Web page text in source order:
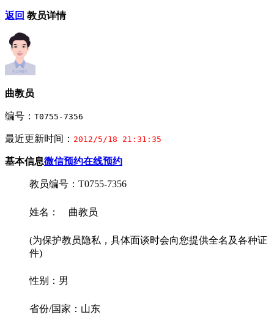
返回 教员详情
曲教员
编号： T0755-7356
最近更新时间： 2012/5/18 21:31:35
基本信息微信预约在线预约
教员编号：T0755-7356
姓名： 曲教员
(为保护教员隐私，具体面谈时会向您提供全名及各种证
件)
性别：男
省份/国家：山东